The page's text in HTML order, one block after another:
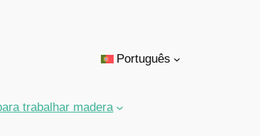
Português
trabalhar madera